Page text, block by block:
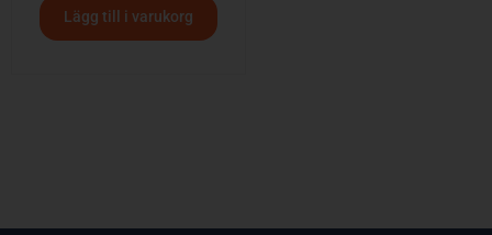
Lägg till i varukorg